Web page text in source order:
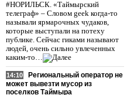
#НОРИЛЬСК. «Таймырский
телеграф» – Словом geek когда-то
называли ярмарочных чудаков,
которые выступали на потеху
публике. Сейчас гиками называют
людей, очень сильно увлеченных
каким-то…
14:10
Региональный оператор не
может вывезти мусор из
поселков Таймыра